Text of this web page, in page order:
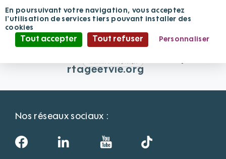
Contact
Téléphone : 02 33 71 71 83
rtageetvie.org
Nos réseaux sociaux :
En poursuivant votre navigation, vous acceptez
l'utilisation de services tiers pouvant installer des
cookies
Tout accepter Tout refuser
Personnaliser